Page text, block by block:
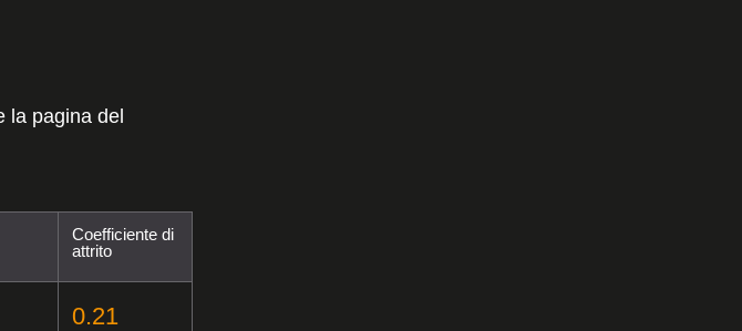
la pagina del
Coefficiente di
attrito
0.21